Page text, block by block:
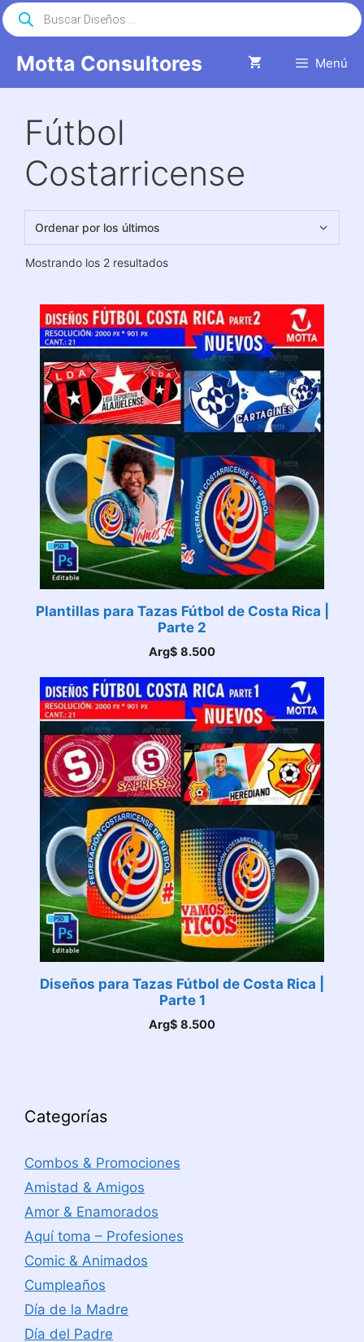
Saltar
al
Motta Consultores Menú
Búsqueda
de
productos
Fútbol
Costarricense
Mostrando los 2 resultadosOrdenado
últimos
Plantillas para Tazas Fútbol de Costa Rica |
Parte 2
Arg$ 8.500
Diseños para Tazas Fútbol de Costa Rica |
Parte 1
Arg$ 8.500
Categorías
Combos & Promociones
Amistad & Amigos
Amor & Enamorados
Aquí toma – Profesiones
Comic & Animados
Cumpleaños
Día de la Madre
Día del Padre